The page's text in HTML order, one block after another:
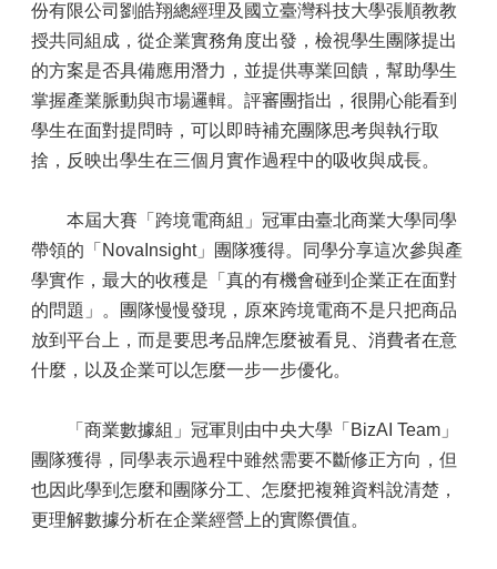
份有限公司劉皓翔總經理及國立臺灣科技大學張順教教
授共同組成，從企業實務角度出發，檢視學生團隊提出
的方案是否具備應用潛力，並提供專業回饋，幫助學生
掌握產業脈動與市場邏輯。評審團指出，很開心能看到
學生在面對提問時，可以即時補充團隊思考與執行取
捨，反映出學生在三個月實作過程中的吸收與成長。
本屆大賽「跨境電商組」冠軍由臺北商業大學同學
帶領的「NovaInsight」團隊獲得。同學分享這次參與產
學實作，最大的收穫是「真的有機會碰到企業正在面對
的問題」。團隊慢慢發現，原來跨境電商不是只把商品
放到平台上，而是要思考品牌怎麼被看見、消費者在意
什麼，以及企業可以怎麼一步一步優化。
「商業數據組」冠軍則由中央大學「BizAI Team」
團隊獲得，同學表示過程中雖然需要不斷修正方向，但
也因此學到怎麼和團隊分工、怎麼把複雜資料說清楚，
更理解數據分析在企業經營上的實際價值。